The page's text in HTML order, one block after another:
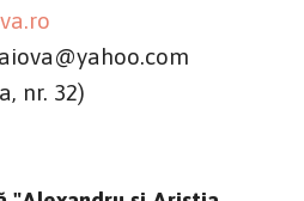
nr. 32)